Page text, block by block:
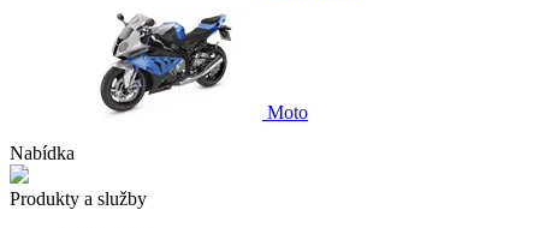
Moto
Nabídka
Produkty a služby